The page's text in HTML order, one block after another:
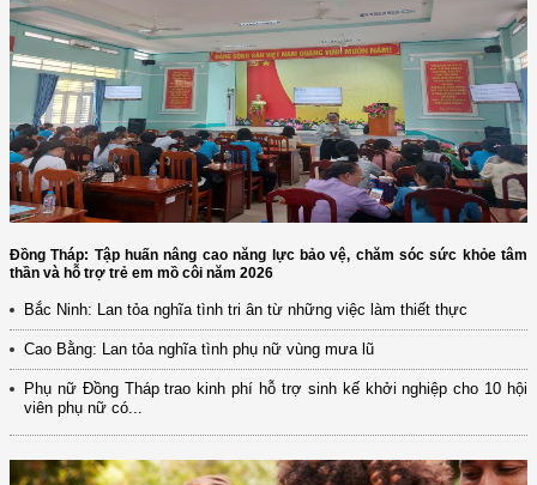
Đồng Tháp: Tập huấn nâng cao năng lực bảo vệ, chăm sóc sức khỏe tâm
thần và hỗ trợ trẻ em mồ côi năm 2026
Bắc Ninh: Lan tỏa nghĩa tình tri ân từ những việc làm thiết thực
Cao Bằng: Lan tỏa nghĩa tình phụ nữ vùng mưa lũ
Phụ nữ Đồng Tháp trao kinh phí hỗ trợ sinh kế khởi nghiệp cho 10 hội
viên phụ nữ có...